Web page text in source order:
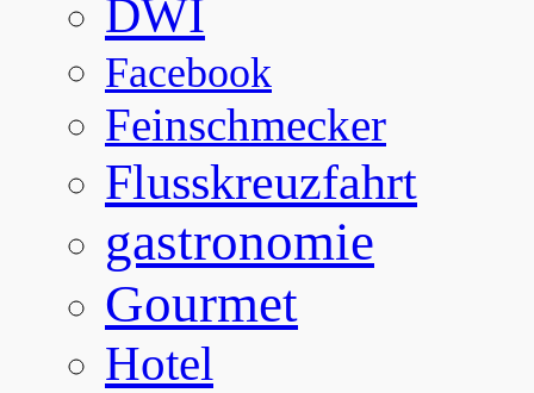
DWI
Facebook
Feinschmecker
Flusskreuzfahrt
gastronomie
Gourmet
Hotel